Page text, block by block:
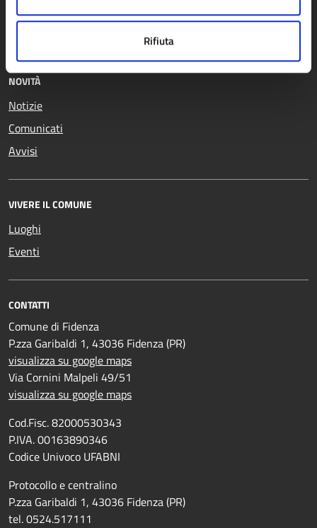
Rifiuta
Educazione e formazione
Giustizia e sicurezza pubblica
Vita lavorativa
NOVITÀ
Notizie
Comunicati
Avvisi
VIVERE IL COMUNE
Luoghi
Eventi
CONTATTI
Comune di Fidenza
P.zza Garibaldi 1, 43036 Fidenza (PR)
visualizza su google maps
Via Cornini Malpeli 49/51
visualizza su google maps
Cod.Fisc. 82000530343
P.IVA. 00163890346
Codice Univoco UFABNI
Protocollo e centralino
P.zza Garibaldi 1, 43036 Fidenza (PR)
tel. 0524.517111